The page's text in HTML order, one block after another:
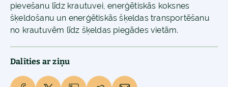
pievešanu līdz krautuvei, enerģētiskās koksnes
šķeldošanu un enerģētiskās šķeldas transportēšanu
no krautuvēm līdz šķeldas piegādes vietām.
Dalīties ar ziņu